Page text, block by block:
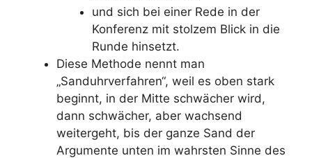
und sich bei einer Rede in der
Konferenz mit stolzem Blick in die
Runde hinsetzt.
Diese Methode nennt man
„Sanduhrverfahren“, weil es oben stark
beginnt, in der Mitte schwächer wird,
dann schwächer, aber wachsend
weitergeht, bis der ganze Sand der
Argumente unten im wahrsten Sinne des